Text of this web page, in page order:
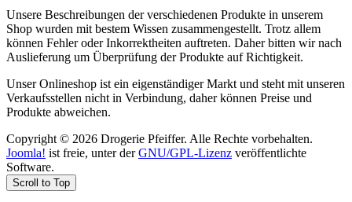
Unsere Beschreibungen der verschiedenen Produkte in unserem
Shop wurden mit bestem Wissen zusammengestellt. Trotz allem
können Fehler oder Inkorrektheiten auftreten. Daher bitten wir nach
Auslieferung um Überprüfung der Produkte auf Richtigkeit.
Unser Onlineshop ist ein eigenständiger Markt und steht mit unseren
Verkaufsstellen nicht in Verbindung, daher können Preise und
Produkte abweichen.
Copyright © 2026 Drogerie Pfeiffer. Alle Rechte vorbehalten.
Joomla! ist freie, unter derGNU/GPL-Lizenz veröffentlichte
Software.
Scroll to Top